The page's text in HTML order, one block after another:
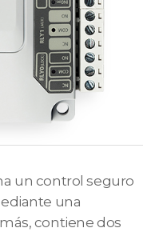
un control seguro
una
contiene dos